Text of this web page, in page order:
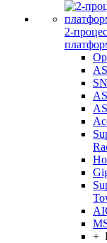
2-
+